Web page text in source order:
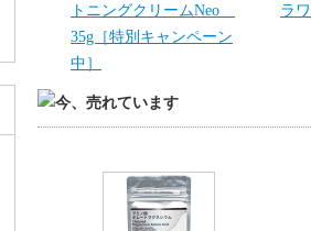
トニングクリームNeo
35g［特別キャンペーン
中］
ラ